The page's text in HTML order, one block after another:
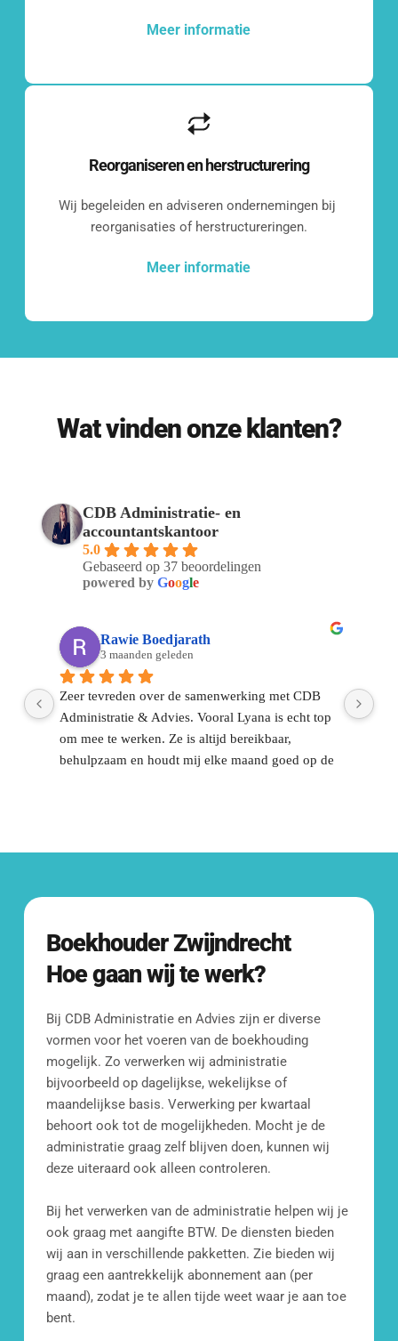
Even kennismaken?
Benieuwd wat we voor jouw bedrijf
kunnen betekenen?
kennismakingsgesprek inplannen.
Contact opnemen
Een greep uit de diverse groep klanten
waar wij voor werken.
Bekijk al onze klanten.
info@cdbadministratie.nl
Bel ons
010 307 2338
Contact met CDB
Ons doel is om je binnen 24 uur van
reactie te voorzien.
Meer informatie
Reorganiseren en herstructurering
Wij begeleiden en adviseren ondernemingen bij
reorganisaties of herstructureringen.
Meer informatie
Wat vinden onze klanten?
CDB Administratie- en
accountantskantoor
5.0
Gebaseerd op 37 beoordelingen
powered by Google
Rawie Boedjarath
3 maanden geleden
Zeer tevreden over de samenwerking met CDB
Administratie & Advies. Vooral Lyana is echt top
om mee te werken. Ze is altijd bereikbaar,
behulpzaam en houdt mij elke maand goed op de
BoekhouderZwijndrecht
Hoe gaan wij te werk?
Bij CDB Administratie en Advies zijn er diverse
vormen voor het voeren van de boekhouding
mogelijk. Zo verwerken wij administratie
bijvoorbeeld op dagelijkse, wekelijkse of
maandelijkse basis. Verwerking per kwartaal
behoort ook tot de mogelijkheden. Mocht je de
administratie graag zelf blijven doen, kunnen wij
deze uiteraard ook alleen controleren.
Bij het verwerken van de administratie helpen wij je
ook graag met aangifte BTW. De diensten bieden
wij aan in verschillende pakketten. Zie bieden wij
graag een aantrekkelijk abonnement aan (per
maand), zodat je te allen tijde weet waar je aan toe
bent.